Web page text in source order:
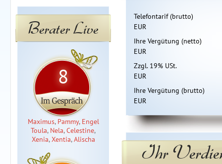
Berater Live
8
Maximus, Pammy, Engel
Toula, Nela,Celestine,
Xenia,Xentia,Alischa
Telefontarif (brutto)
EUR
Ihre Vergütung (netto)
EUR
Zzgl. 19% USt.
EUR
Ihre Vergütung (brutto)
EUR
Ihr